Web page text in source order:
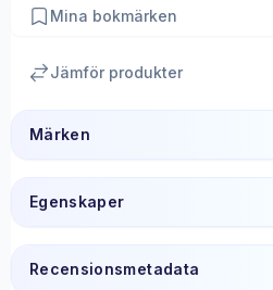
Mina bokmärken
Jämför produkter
Märken
Egenskaper
Recensionsmetadata